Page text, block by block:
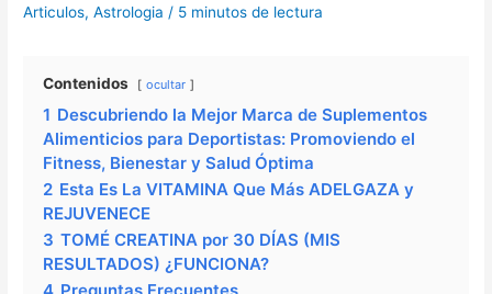
Articulos,Astrologia / 5 minutos de lectura
Contenidos ocultar
1 Descubriendo la Mejor Marca de Suplementos
Alimenticios para Deportistas: Promoviendo el
Fitness, Bienestar y Salud Óptima
2 Esta Es La VITAMINA Que Más ADELGAZA y
REJUVENECE
3 TOMÉ CREATINA por 30 DÍAS (MIS
RESULTADOS) ¿FUNCIONA?